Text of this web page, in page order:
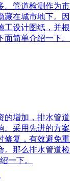
。管道检测作为市
藏在城市地下。因
工设计图纸，并根
简单介绍一下。
的增加，排水管道
。采用先进的方案
修复，有效避免重
。那么排水管道检
一下。